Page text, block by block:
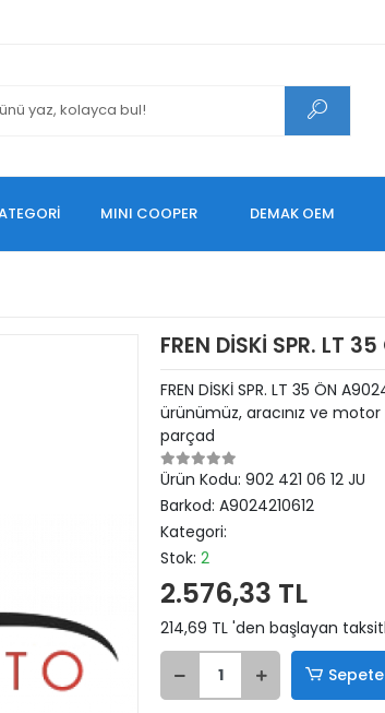
MINI COOPER DEMAK OEM
FREN DİSKİ SPR. LT 35
FREN DİSKİ SPR. LT 35 ÖN
ürünümüz, aracınız ve
parçad
Ürün Kodu: 902 421 06 12 JU
Barkod: A9024210612
Kategori:
Stok: 2
2.576,33 TL
214,69 TL 'den başlayan